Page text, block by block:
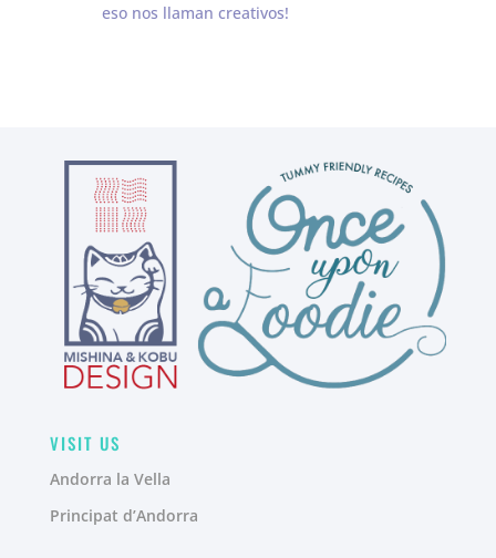
eso nos llaman creativos!
VISIT US
Andorra la Vella
Principat d’Andorra